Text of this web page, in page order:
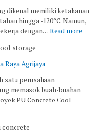
dikenal memiliki ketahanan
hingga -120°C. Namun,
dengan…Read more
Raya Agrijaya
satu perusahaan
memasok buah-buahan
PU Concrete Cool